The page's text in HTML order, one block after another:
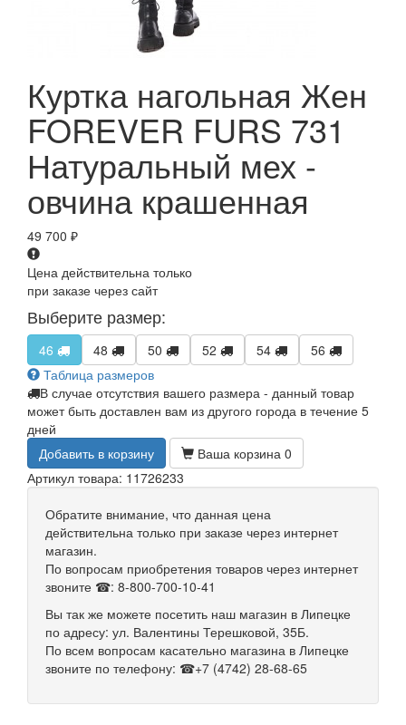
Куртка нагольная Жен
FOREVER FURS 731
Натуральный мех -
овчина крашенная
49 700 ₽
Цена действительна только
при заказе через сайт
Выберите размер:
46 48 50 52 54
56
Таблица размеров
В случае отсутствия вашего размера - данный товар
может быть доставлен вам из другого города в течение 5
дней
Добавить в корзину
Ваша корзина 0
Артикул товара: 11726233
Обратите внимание, что данная цена
действительна только при заказе через интернет
магазин.
По вопросам приобретения товаров через интернет
звоните ☎: 8-800-700-10-41
Вы так же можете посетить наш магазин в Липецке
по адресу: ул. Валентины Терешковой, 35Б.
По всем вопросам касательно магазина в Липецке
звоните по телефону: ☎+7 (4742) 28-68-65